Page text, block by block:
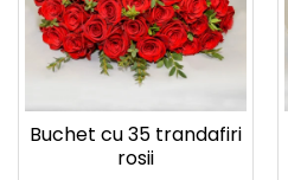
Buchet cu 35 trandafiri
rosii